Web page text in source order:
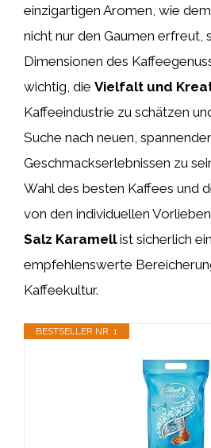
einzigartigen Aromen, wie dem
nicht nur den Gaumen erfreut,
Dimensionen des
wichtig, die Vielfalt und
Kaffeeindustrie zu schätzen
Suche nach neuen,
Geschmackserlebnissen zu
Wahl des besten Kaffees und
von den individuellen
Salz Karamellist sicherlich
empfehlenswerte
Kaffeekultur.
BESTSELLER NR. 1